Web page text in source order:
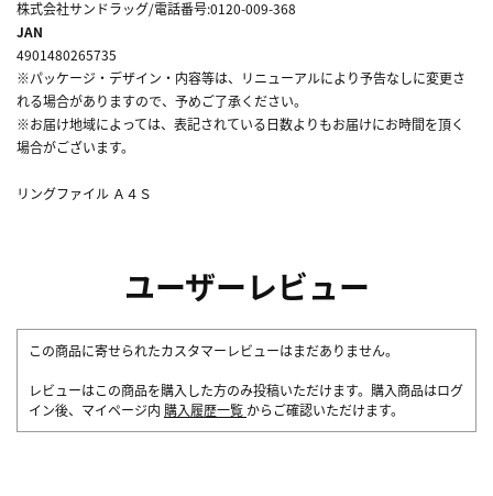
株式会社サンドラッグ/電話番号:0120-009-368
JAN
4901480265735
※パッケージ・デザイン・内容等は、リニューアルにより予告なしに変更さ
れる場合がありますので、予めご了承ください。
※お届け地域によっては、表記されている日数よりもお届けにお時間を頂く
場合がございます。
リングファイル Ａ４Ｓ
ユーザーレビュー
この商品に寄せられたカスタマーレビューはまだありません。
レビューはこの商品を購入した方のみ投稿いただけます。購入商品はログ
イン後、マイページ内 購入履歴一覧 からご確認いただけます。